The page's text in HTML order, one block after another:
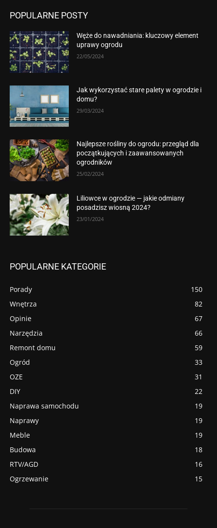
POPULARNE POSTY
Węże do nawadniania: kluczowy element
uprawy ogrodu
22/05/2024
Jak wykorzystać stare palety w ogrodzie i
domu?
29/03/2024
Najlepsze rośliny do ogrodu: przegląd dla
początkujących i zaawansowanych
ogrodników
25/02/2024
Liliowce w ogrodzie — jakie odmiany
posadzisz wiosną 2024?
23/01/2024
POPULARNE KATEGORIE
Porady
150
Wnętrza
82
Opinie
67
Narzędzia
66
Remont domu
59
Ogród
33
OZE
31
DIY
22
Naprawa samochodu
19
Naprawy
19
Meble
19
Budowa
18
RTV/AGD
16
Ogrzewanie
15